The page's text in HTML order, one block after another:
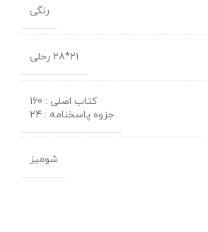
رنگی
21*28 رحلی
کتاب اصلی : 160
جزوه پاسخنامه : 24
شومیز